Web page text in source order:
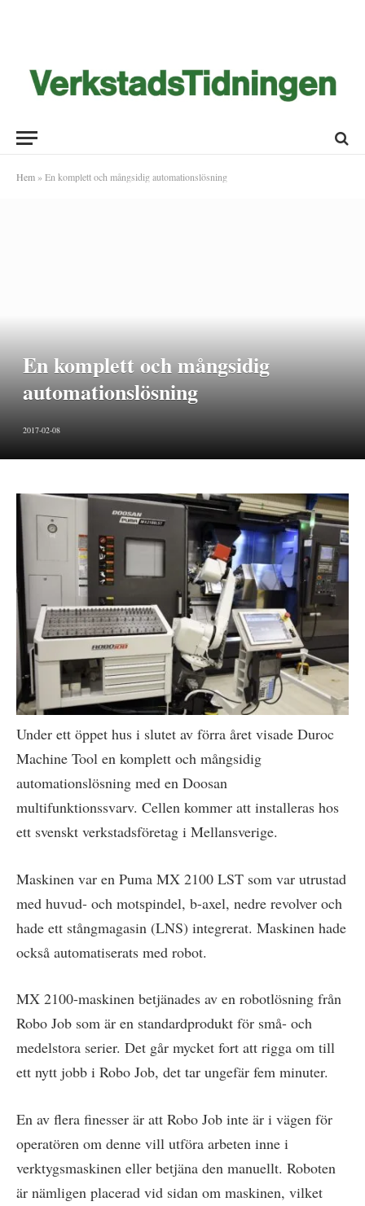
Hem » En komplett och mångsidig automationslösning
En komplett och mångsidig
automationslösning
2017-02-08
Under ett öppet hus i slutet av förra året visade Duroc
Machine Tool en komplett och mångsidig
automationslösning med en Doosan
multifunktionssvarv. Cellen kommer att installeras hos
ett svenskt verkstadsföretag i Mellansverige.
Maskinen var en Puma MX 2100 LST som var utrustad
med huvud- och motspindel, b-axel, nedre revolver och
hade ett stångmagasin (LNS) integrerat. Maskinen hade
också automatiserats med robot.
MX 2100-maskinen betjänades av en robotlösning från
Robo Job som är en standardprodukt för små- och
medelstora serier. Det går mycket fort att rigga om till
ett nytt jobb i Robo Job, det tar ungefär fem minuter.
En av flera finesser är att Robo Job inte är i vägen för
operatören om denne vill utföra arbeten inne i
verktygsmaskinen eller betjäna den manuellt. Roboten
är nämligen placerad vid sidan om maskinen, vilket